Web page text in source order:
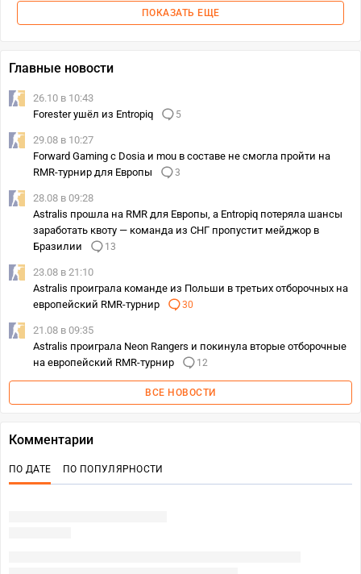
ПОКАЗАТЬ ЕЩЕ
Главные новости
26.10 в 10:43
Forester ушёл из Entropiq
5
29.08 в 10:27
Forward Gaming с Dosia и mou в составе не смогла пройти на
RMR-турнир для Европы
3
28.08 в 09:28
Astralis прошла на RMR для Европы, а Entropiq потеряла шансы
заработать квоту — команда из СНГ пропустит мейджор в
Бразилии
13
23.08 в 21:10
Astralis проиграла команде из Польши в третьих отборочных на
европейский RMR-турнир
30
21.08 в 09:35
Astralis проиграла Neon Rangers и покинула вторые отборочные
на европейский RMR-турнир
12
ВСЕ НОВОСТИ
Комментарии
ПО ДАТЕ ПО ПОПУЛЯРНОСТИ